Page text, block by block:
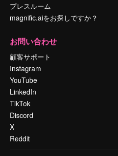
プレスルーム
magnific.aiをお探しですか？
お問い合わせ
顧客サポート
Instagram
YouTube
LinkedIn
TikTok
Discord
X
Reddit